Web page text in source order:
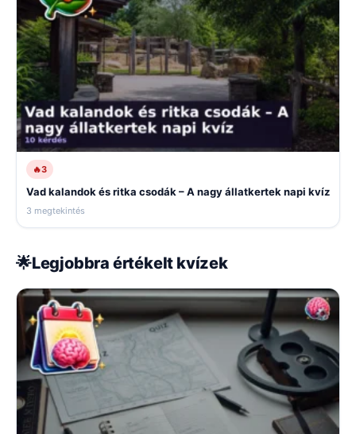
🔥3
Vad kalandok és ritka csodák – A nagy állatkertek napi kvíz
3 megtekintés
🌟Legjobbra értékelt kvízek